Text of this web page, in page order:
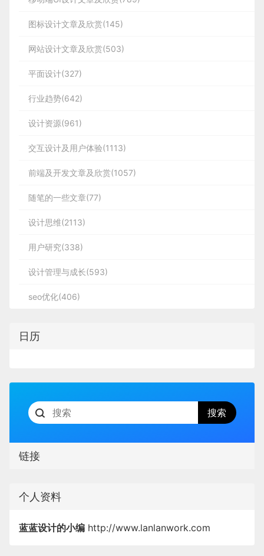
图标设计文章及欣赏(145)
网站设计文章及欣赏(503)
平面设计(327)
行业趋势(642)
设计资源(961)
交互设计及用户体验(1113)
前端及开发文章及欣赏(1057)
随笔的一些文章(77)
设计思维(2113)
用户研究(338)
设计管理与成长(593)
seo优化(406)
日历
链接
个人资料
蓝蓝设计的小编 http://www.lanlanwork.com